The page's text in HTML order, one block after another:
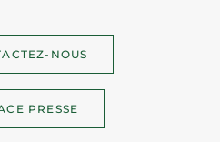
NOUS
PRESSE